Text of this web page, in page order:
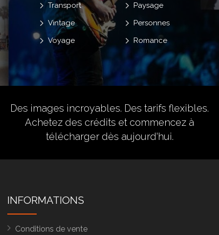
Paysage
Personnes
Romance
Transport
Vintage
Voyage
Des images incroyables. Des tarifs flexibles.
Achetez des crédits et commencez à
télécharger dès aujourd'hui.
INFORMATIONS
Conditions de vente